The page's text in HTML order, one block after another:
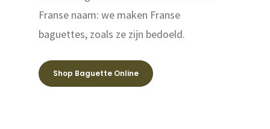
Franse naam: we maken Franse
baguettes, zoals ze zijn bedoeld.
Shop Baguette Online
Less waste
Blogs & Recepten